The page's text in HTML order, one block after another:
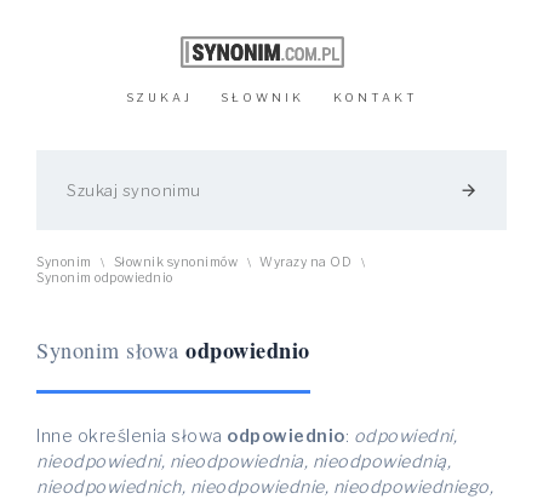
SZUKAJ SŁOWNIK KONTAKT
arrow_forward
Synonim \ Słownik synonimów \ Wyrazy na OD \
Synonim odpowiednio
Synonim słowa odpowiednio
Inne określenia słowa odpowiednio: odpowiedni,
nieodpowiedni, nieodpowiednia, nieodpowiednią,
nieodpowiednich, nieodpowiednie, nieodpowiedniego,